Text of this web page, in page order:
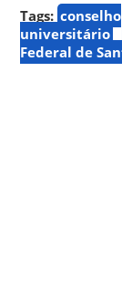
Tags: conselho
universitário
Federal de